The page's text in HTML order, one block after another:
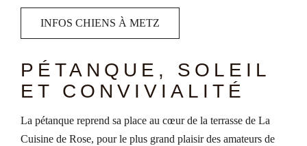
INFOS CHIENS À METZ
PÉTANQUE, SOLEIL
ET CONVIVIALITÉ
La pétanque reprend sa place au cœur de la terrasse de La
Cuisine de Rose, pour le plus grand plaisir des amateurs de